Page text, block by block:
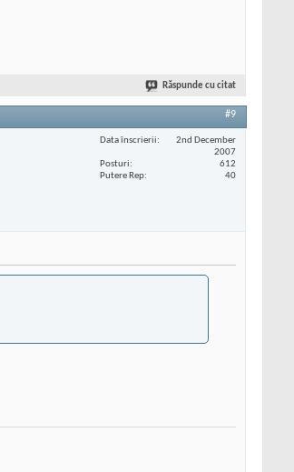
Răspunde cu citat
#9
Data înscrierii
2nd December
2007
Posturi
612
Putere Rep
40